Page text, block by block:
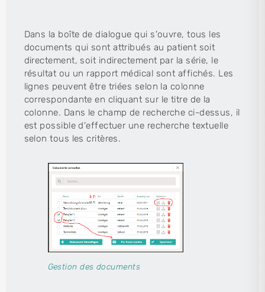
Dans la boîte de dialogue qui s'ouvre, tous les
documents qui sont attribués au patient soit
directement, soit indirectement par la série, le
résultat ou un rapport médical sont affichés. Les
lignes peuvent être triées selon la colonne
correspondante en cliquant sur le titre de la
colonne. Dans le champ de recherche ci-dessus, il
est possible d'effectuer une recherche textuelle
selon tous les critères.
Gestion des documents